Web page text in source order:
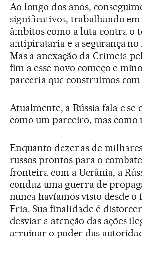
Ao longo dos anos,
significativos, trabalhando
âmbitos como a luta contra o
antipirataria e a segurança no
Mas a anexação da Crimeia
fim a esse novo começo e
parceria que construímos
Atualmente, a Rússia fala e se
como um parceiro, mas como
Enquanto dezenas de
russos prontos para o
fronteira com a Ucrânia, a
conduz uma guerra de
nunca havíamos visto desde o
Fria. Sua finalidade é
desviar a atenção das ações
arruinar o poder das